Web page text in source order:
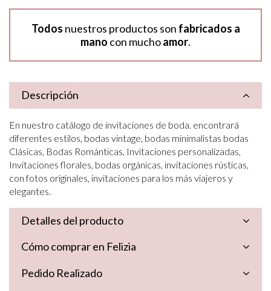
Todos nuestros productos son fabricados a
mano con muchoamor.
Descripción
En nuestro catálogo de invitaciones de boda. encontrará
diferentes estilos, bodas vintage, bodas minimalistas bodas
Clásicas, Bodas Románticas, Invitaciones personalizadas,
Invitaciones florales, bodas orgánicas, invitaciones rústicas,
con fotos originales, invitaciones para los más viajeros y
elegantes.
Detalles del producto
Cómo comprar en Felizia
Pedido Realizado